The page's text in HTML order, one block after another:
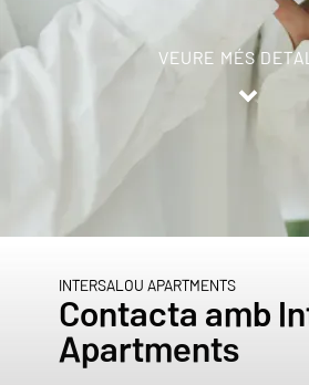
VEURE MÉS
INTERSALOU APARTMENTS
Contacta amb
Apartments